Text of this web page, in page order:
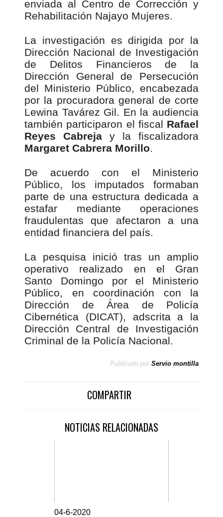
enviada al Centro de Corrección y
Rehabilitación Najayo Mujeres.
La investigación es dirigida por la
Dirección Nacional de Investigación
de Delitos Financieros de la
Dirección General de Persecución
del Ministerio Público, encabezada
por la procuradora general de corte
Lewina Tavárez Gil. En la audiencia
también participaron el fiscal Rafael
Reyes Cabreja y la fiscalizadora
Margaret Cabrera Morillo.
De acuerdo con el Ministerio
Público, los imputados formaban
parte de una estructura dedicada a
estafar mediante operaciones
fraudulentas que afectaron a una
entidad financiera del país.
La pesquisa inició tras un amplio
operativo realizado en el Gran
Santo Domingo por el Ministerio
Público, en coordinación con la
Dirección de Área de Policía
Cibernética (DICAT), adscrita a la
Dirección Central de Investigación
Criminal de la Policía Nacional.
Publicado por Servio montilla
COMPARTIR
NOTICIAS RELACIONADAS
04-6-2020